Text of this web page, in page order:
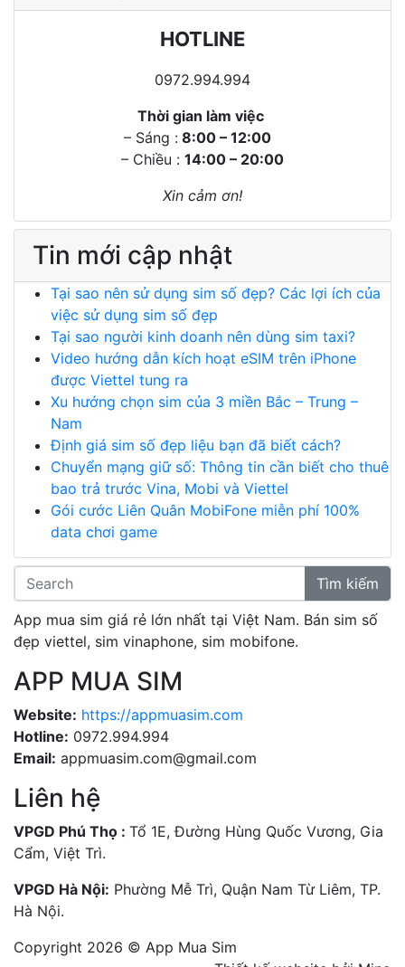
HOTLINE
0972.994.994
Thời gian làm việc
– Sáng :8:00 – 12:00
– Chiều : 14:00 – 20:00
Xin cảm ơn!
Tin mới cập nhật
Tại sao nên sử dụng sim số đẹp? Các lợi ích của
việc sử dụng sim số đẹp
Tại sao người kinh doanh nên dùng sim taxi?
Video hướng dẫn kích hoạt eSIM trên iPhone
được Viettel tung ra
Xu hướng chọn sim của 3 miền Bắc – Trung –
Nam
Định giá sim số đẹp liệu bạn đã biết cách?
Chuyển mạng giữ số: Thông tin cần biết cho thuê
bao trả trước Vina, Mobi và Viettel
Gói cước Liên Quân MobiFone miễn phí 100%
data chơi game
Tìm kiếm
App mua sim giá rẻ lớn nhất tại Việt Nam. Bán sim số
đẹp viettel, sim vinaphone, sim mobifone.
APP MUA SIM
Website: https://appmuasim.com
Hotline: 0972.994.994
Email: appmuasim.com@gmail.com
Liên hệ
VPGD Phú Thọ : Tổ 1E, Đường Hùng Quốc Vương, Gia
Cẩm, Việt Trì.
VPGD Hà Nội: Phường Mễ Trì, Quận Nam Từ Liêm, TP.
Hà Nội.
Copyright 2026 © App Mua Sim